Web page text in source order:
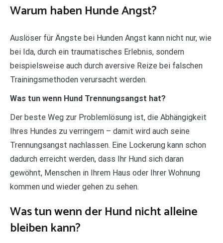
Warum haben Hunde Angst?
Auslöser für Ängste bei Hunden Angst kann nicht nur, wie
bei Ida, durch ein traumatisches Erlebnis, sondern
beispielsweise auch durch aversive Reize bei falschen
Trainingsmethoden verursacht werden.
Was tun wenn Hund Trennungsangst hat?
Der beste Weg zur Problemlösung ist, die Abhängigkeit
Ihres Hundes zu verringern – damit wird auch seine
Trennungsangst nachlassen. Eine Lockerung kann schon
dadurch erreicht werden, dass Ihr Hund sich daran
gewöhnt, Menschen in Ihrem Haus oder Ihrer Wohnung
kommen und wieder gehen zu sehen.
Was tun wenn der Hund nicht alleine
bleiben kann?